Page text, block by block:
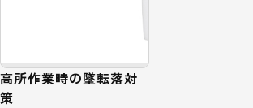
高所作業時の墜転落対
策